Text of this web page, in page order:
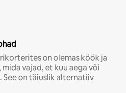
on olemas köök ja
vajad, et kuu aega või
See on täiuslik alternatiiv